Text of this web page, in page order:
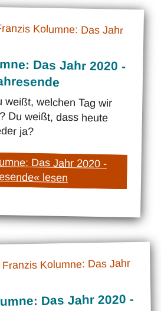
Das Jahr 2020 -
weißt, welchen Tag wir
haben? Ja? Du weißt, dass heute
ja?
Das Jahr 2020 -
lesen
Das Jahr 2020 -